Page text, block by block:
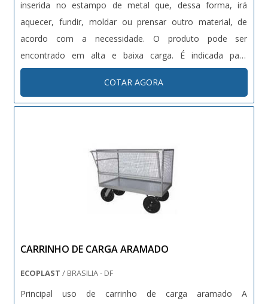
inserida no estampo de metal que, dessa forma, irá
aquecer, fundir, moldar ou prensar outro material, de
acordo com a necessidade. O produto pode ser
encontrado em alta e baixa carga. É indicada para
aplicação em moldes, estampos, hot-stampings, injetoras
e extrusoras, sendo introduzidas em orifícios
correspondentes ao seu diâmetro ....
COTAR AGORA
CARRINHO DE CARGA ARAMADO
ECOPLAST / BRASILIA - DF
Principal uso de carrinho de carga aramado A